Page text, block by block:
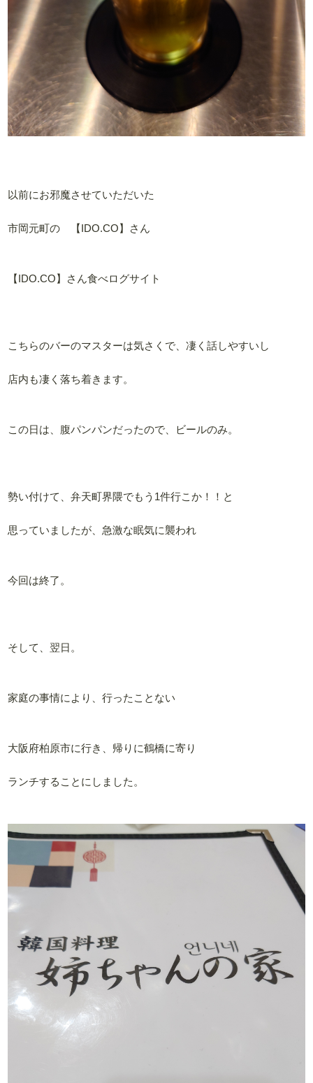
以前にお邪魔させていただいた
市岡元町の 【IDO.CO】さん
【IDO.CO】さん食べログサイト
こちらのバーのマスターは気さくで、凄く話しやすいし
店内も凄く落ち着きます。
この日は、腹パンパンだったので、ビールのみ。
勢い付けて、弁天町界隈でもう1件行こか！！と
思っていましたが、急激な眠気に襲われ
今回は終了。
そして、翌日。
家庭の事情により、行ったことない
大阪府柏原市に行き、帰りに鶴橋に寄り
ランチすることにしました。